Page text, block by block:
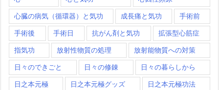
心臓の病気（循環器）と気功 成長痛と気功 手術前
手術後 手術日 抗がん剤と気功 拡張型心筋症
指気功 放射性物質の処理 放射能物質への対策
日々のできごと 日々の修錬 日々の暮らしから
日之本元極 日之本元極グッズ 日之本元極功法